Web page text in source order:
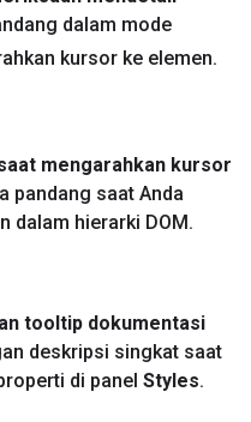
dalam mode
kursor ke elemen.
mengarahkan kursor
pandang saat Anda
dalam hierarki DOM.
tooltip dokumentasi
deskripsi singkat saat
di panel Styles.